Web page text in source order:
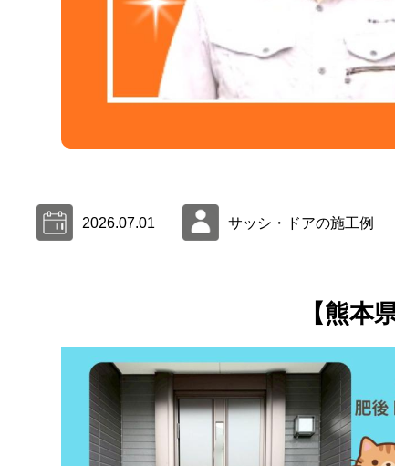
2026.07.01 サッシ・ドアの施工例
【熊本